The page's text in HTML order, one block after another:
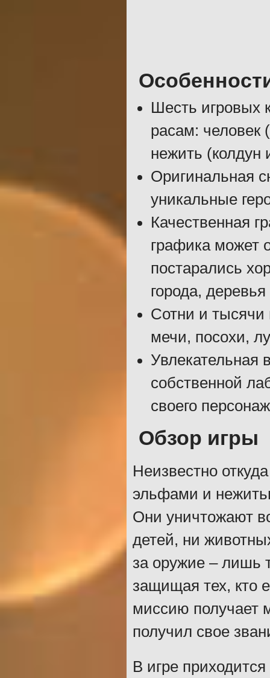
Шесть игровых
расам: человек
нежить (колдун
Оригинальная
уникальные
Качественная
графика может
постарались
города,
Сотни и тысячи
мечи, посохи,
Увлекательная
собственной
своего
Обзор игры
Неизвестно
эльфами и
Они уничтожают
детей, ни
за оружие – лишь
защищая тех, кто
миссию получает
получил свое
В игре